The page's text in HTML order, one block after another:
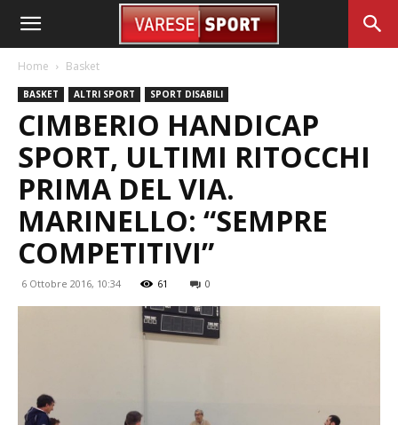
Home Basket
BASKET ALTRI SPORT SPORT DISABILI
CIMBERIO HANDICAP
SPORT, ULTIMI RITOCCHI
PRIMA DEL VIA.
MARINELLO: “SEMPRE
COMPETITIVI”
6 Ottobre 2016, 10:34 61 0